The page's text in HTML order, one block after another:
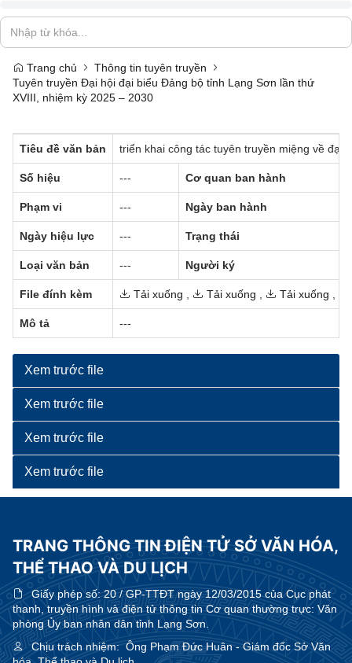
Trang chủ
Thông tin tuyên truyền
Tuyên truyền Đại hội đại biểu Đảng bộ tỉnh Lạng Sơn lần thứ
XVIII, nhiệm kỳ 2025 – 2030
Tiêu đề văn bản triển khai công tác tuyên truyền miệng về đại
Số hiệu --- Cơ quan ban hành
Phạm vi --- Ngày ban hành
Ngày hiệu lực --- Trạng thái
Loại văn bản --- Người ký
File đính kèm Tải xuống Tải xuống Tải xuống
Mô tả ---
Xem trước file
Xem trước file
Xem trước file
Xem trước file
TRANG THÔNG TIN ĐIỆN TỬ SỞ VĂN HÓA,
THỂ THAO VÀ DU LỊCH
Giấy phép số:20 / GP-TTĐT ngày 12/03/2015 của Cục phát
thanh, truyền hình và điện tử thông tin Cơ quan thường trực: Văn
phòng Ủy ban nhân dân tỉnh Lạng Sơn.
Chịu trách nhiệm:Ông Phạm Đức Huân - Giám đốc Sở Văn